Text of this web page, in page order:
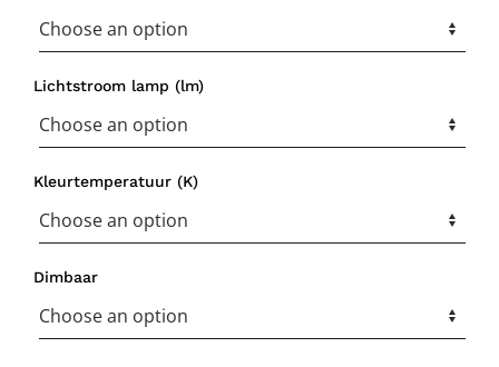
Lichtstroom lamp (lm)
Kleurtemperatuur (K)
Dimbaar